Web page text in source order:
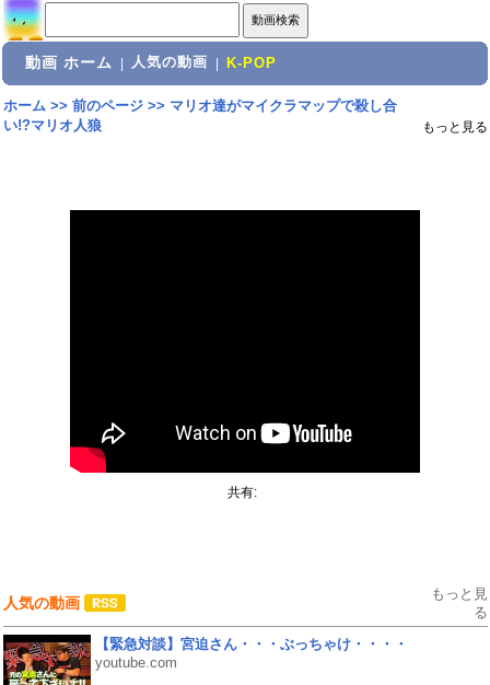
動画 ホーム 人気の動画 K-POP
ホーム>> 前のページ>> マリオ達がマイクラマップで殺し合
い!?マリオ人狼
もっと見る
共有:
人気の動画
もっと見
る
【緊急対談】宮迫さん・・・ぶっちゃけ・・・・
youtube.com